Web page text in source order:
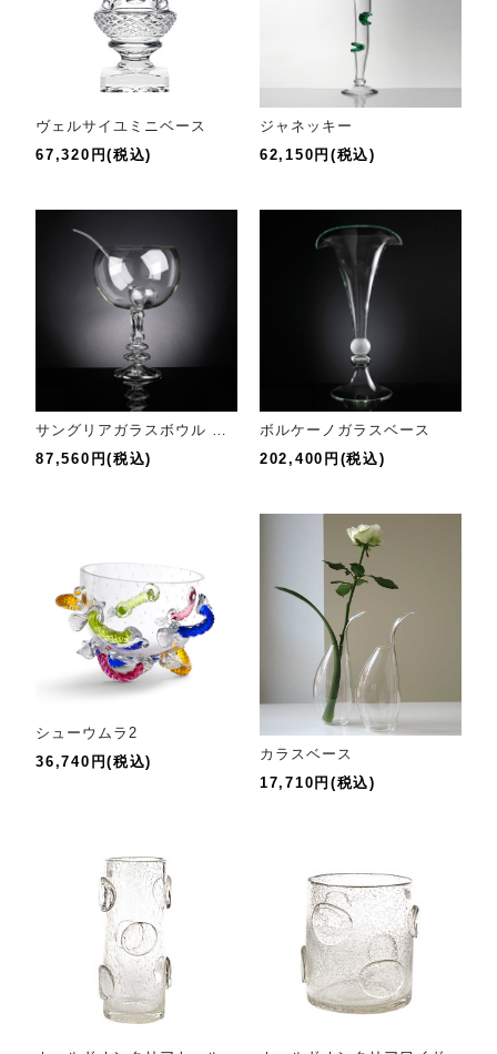
ヴェルサイユミニベース
67,320円(税込)
ジャネッキー
62,150円(税込)
87,560円(税込)
ボルケーノガラスベース
202,400円(税込)
シューウムラ2
36,740円(税込)
カラスベース
17,710円(税込)